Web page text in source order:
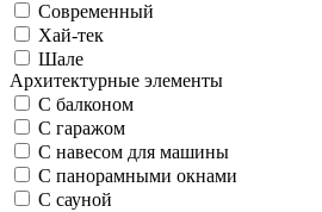
Современный
Хай-тек
Шале
Архитектурные элементы
С балконом
С гаражом
С навесом для машины
С панорамными окнами
С сауной